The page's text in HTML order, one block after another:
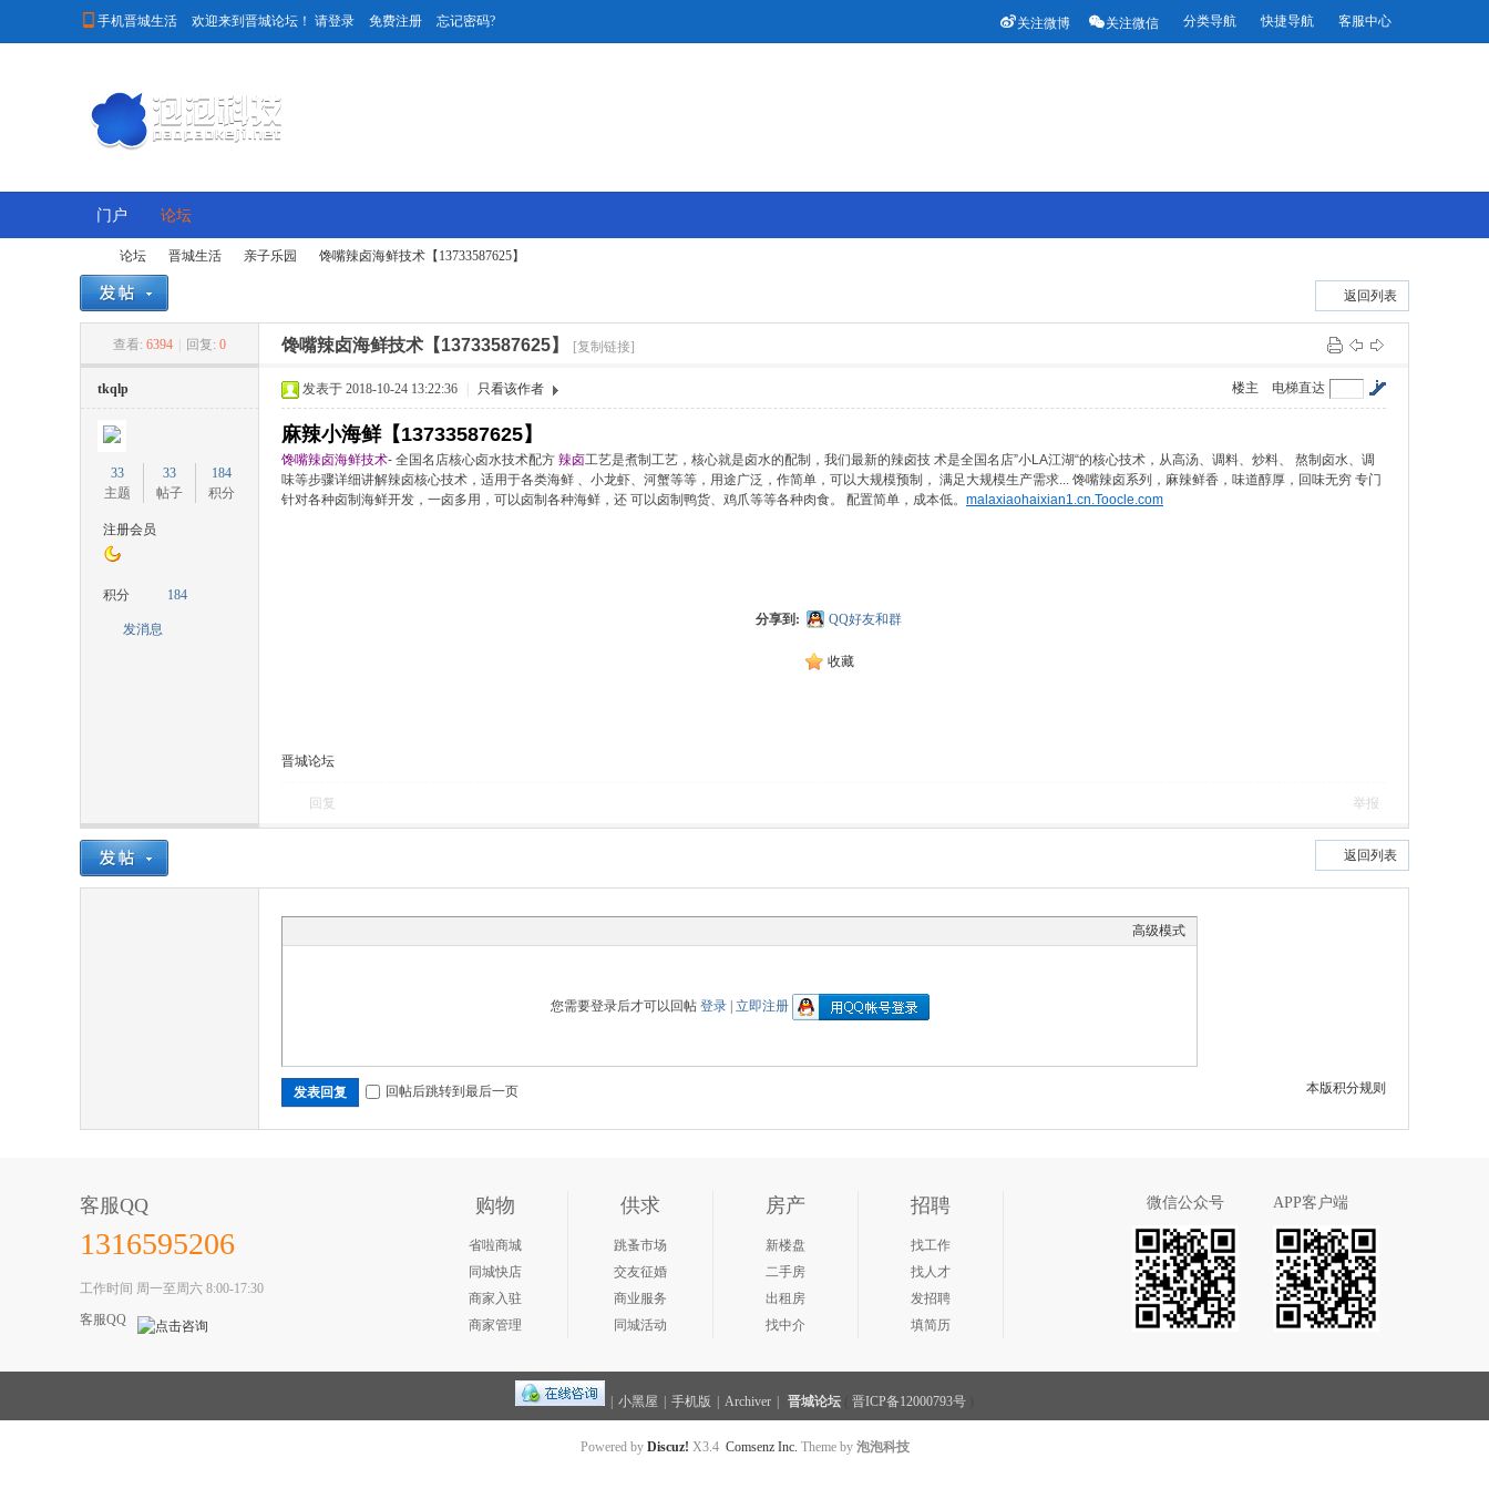
 手机晋城生活 欢迎来到晋城论坛！ 请登录 免费注册 忘记密码? 关注微博 关注微信 分类导航 快捷导航 客服中心
门户 论坛
晋
论坛
›
晋城生活
›
亲子乐园
›
馋嘴辣卤海鲜技术【13733587625】
返回列表
查看: 6394 回复: 0 馋嘴辣卤海鲜技术【13733587625】 [复制链接]
tkqlp
33
主题
33
帖子
184
积分
注册会员
积分 184
发消息
电梯直达
楼主
发表于 2018-10-24 13:22:36 只看该作者
麻辣小海鲜【13733587625】
馋嘴辣卤海鲜技术- 全国名店核心卤水技术配方 辣卤工艺是煮制工艺，核心就是卤水的配制，我们最新的辣卤技 术是全国名店”小LA江湖“的核心技术，从高汤、调料、炒料、 熬制卤水、调
味等步骤详细讲解辣卤核心技术，适用于各类海鲜 、小龙虾、河蟹等等，用途广泛，作简单，可以大规模预制， 满足大规模生产需求... 馋嘴辣卤系列，麻辣鲜香，味道醇厚，回味无穷 专门
针对各种卤制海鲜开发，一卤多用，可以卤制各种海鲜，还 可以卤制鸭货、鸡爪等等各种肉食。 配置简单，成本低。 malaxiaohaixian1.cn.Toocle.com
分享到: QQ好友和群
收藏
晋城论坛
回复 举报
返回列表
高级模式
您需要登录后才可以回帖 登录| 立即注册
本版积分规则
发表回复 回帖后跳转到最后一页
客服QQ
1316595206
工作时间 周一至周六 8:00-17:30
客服QQ
购物
省啦商城
同城快店
商家入驻
商家管理
供求
跳蚤市场
交友征婚
商业服务
同城活动
房产
新楼盘
二手房
出租房
找中介
招聘
找工作
找人才
发招聘
填简历
微信公众号 APP客户端
小黑屋 手机版 Archiver 晋城论坛 晋ICP备12000793号
Powered by Discuz! X3.4 Comsenz Inc. Theme by 泡泡科技